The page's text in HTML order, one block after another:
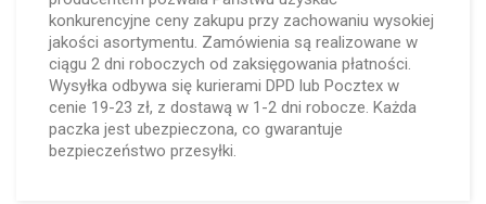
konkurencyjne ceny zakupu przy zachowaniu wysokiej
jakości asortymentu. Zamówienia są realizowane w
ciągu 2 dni roboczych od zaksięgowania płatności.
Wysyłka odbywa się kurierami DPD lub Pocztex w
cenie 19-23 zł, z dostawą w 1-2 dni robocze. Każda
paczka jest ubezpieczona, co gwarantuje
bezpieczeństwo przesyłki.